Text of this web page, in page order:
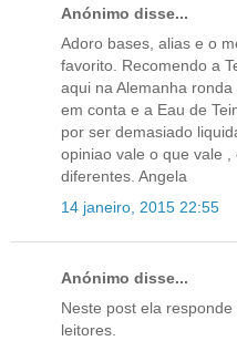
Anónimo disse...
Adoro bases, alias e o
favorito. Recomendo a
aqui na Alemanha
em conta e a Eau de
por ser demasiado
opiniao vale o que vale
diferentes. Angela
14 janeiro, 2015 22:55
Anónimo disse...
Neste post ela
leitores.